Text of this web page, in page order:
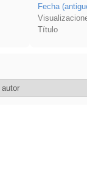
Fecha
Título